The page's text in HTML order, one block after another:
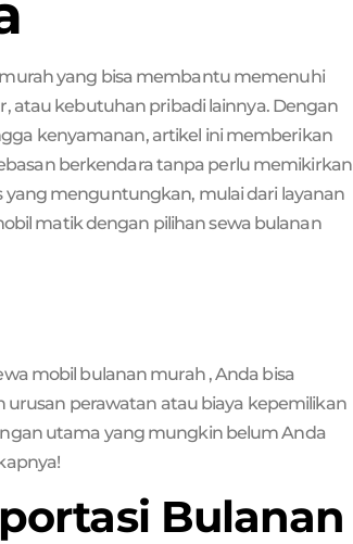
yang bisa membantu memenuhi
atau kebutuhan pribadi lainnya. Dengan
kenyamanan, artikel ini memberikan
berkendara tanpa perlu memikirkan
yang menguntungkan, mulai dari layanan
matik dengan pilihan sewa bulanan
mobil bulanan murah , Anda bisa
perawatan atau biaya kepemilikan
utama yang mungkin belum Anda
Bulanan